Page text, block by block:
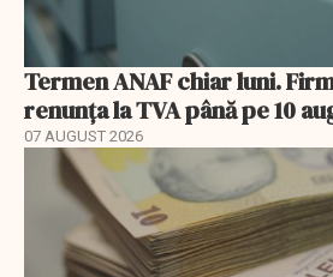
Termen ANAF chiar luni.
renunța la TVA până pe 10
07 AUGUST 2026